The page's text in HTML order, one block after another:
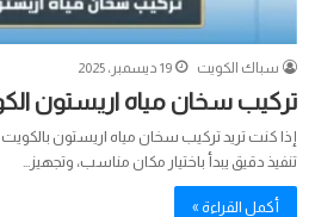
سباك الكويت 19 ديسمبر، 2025
تركيب سخان مياه اريستون
إذا كنت تريد تركيب سخان مياه اريستون
تنفيذ دقيق يبدأ باختيار مكان مناسب، وتجهيز…
أكمل القراءة »